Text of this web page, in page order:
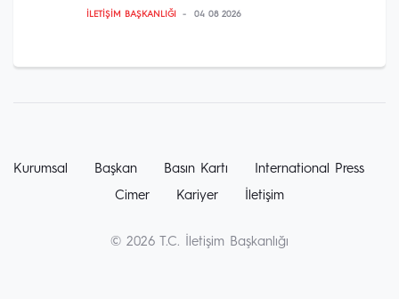
İLETIŞIM BAŞKANLIĞI 04 08 2026
Kurumsal Başkan Basın Kartı
International Press
Cimer
Kariyer İletişim
© 2026 T.C. İletişim Başkanlığı